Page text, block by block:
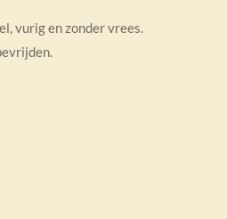
vurig en zonder vrees.